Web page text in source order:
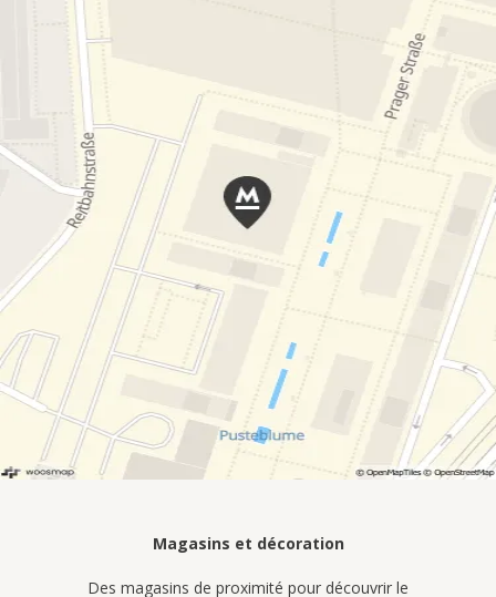
Magasins et décoration
Des magasins de proximité pour découvrir le